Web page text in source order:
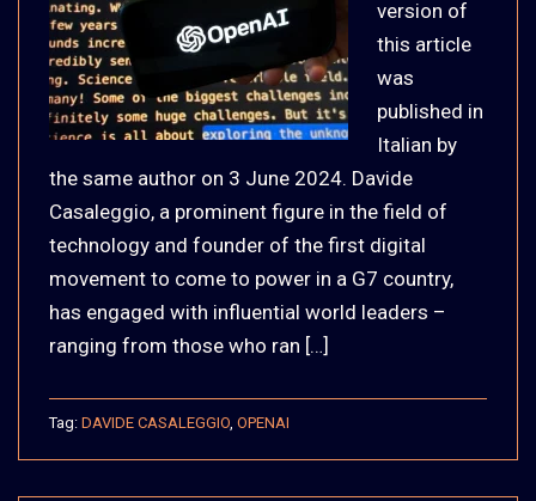
version of
this article
was
published in
Italian by
the same author on 3 June 2024. Davide
Casaleggio, a prominent figure in the field of
technology and founder of the first digital
movement to come to power in a G7 country,
has engaged with influential world leaders –
ranging from those who ran […]
Tag: DAVIDE CASALEGGIO OPENAI